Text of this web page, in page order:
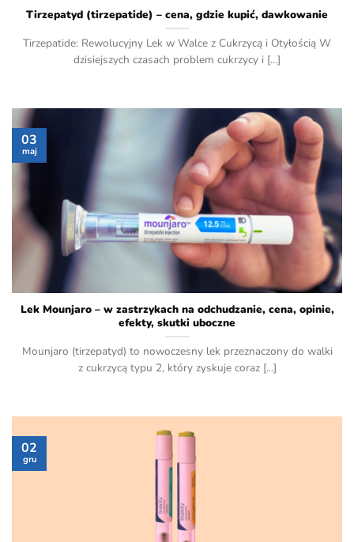
Tirzepatyd (tirzepatide) – cena, gdzie kupić, dawkowanie
Tirzepatide: Rewolucyjny Lek w Walce z Cukrzycą i Otyłością W
dzisiejszych czasach problem cukrzycy i [...]
Lek Mounjaro – w zastrzykach na odchudzanie, cena, opinie,
efekty, skutki uboczne
Mounjaro (tirzepatyd) to nowoczesny lek przeznaczony do walki
z cukrzycą typu 2, który zyskuje coraz [...]
03
maj
02
gru